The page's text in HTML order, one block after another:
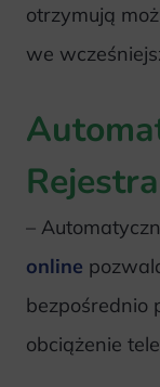
otrzymują
we
–
online
bezpośrednio
obciążenie